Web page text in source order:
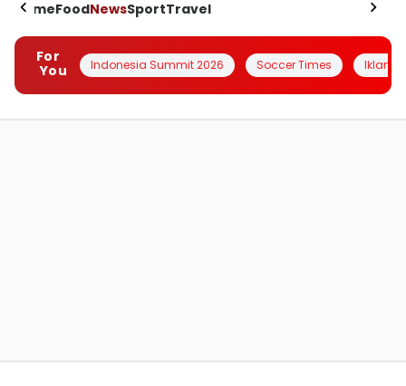
HomeFoodNewsSportTravel
For
You
Indonesia Summit 2026 Soccer Times Iklanin